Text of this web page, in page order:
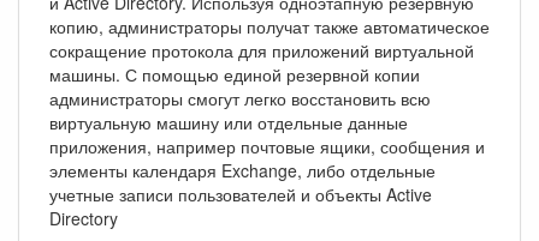
копию, администраторы получат также автоматическое
сокращение протокола для приложений виртуальной
машины. С помощью единой резервной копии
администраторы смогут легко восстановить всю
виртуальную машину или отдельные данные
приложения, например почтовые ящики, сообщения и
элементы календаря Exchange, либо отдельные
учетные записи пользователей и объекты Active
Directory